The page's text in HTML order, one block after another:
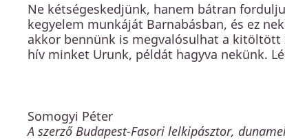
Ne kétségeskedjünk, hanem bátran
kegyelem munkáját Barnabásban, és ez
akkor bennünk is megvalósulhat a kitöltött
hív minket Urunk, példát hagyva nekünk.
Somogyi Péter
A szerző Budapest-Fasori lelkipásztor,